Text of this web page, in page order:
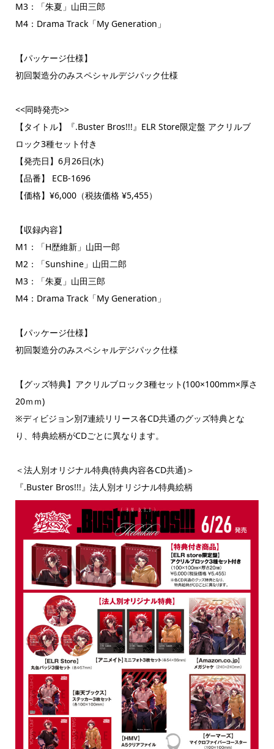
M3：「朱夏」山田三郎
M4：Drama Track「My Generation」
【パッケージ仕様】
初回製造分のみスペシャルデジパック仕様
<<同時発売>>
【タイトル】『.Buster Bros!!!』ELR Store限定盤 アクリルブ
ロック3種セット付き
【発売日】6月26日(水)
【品番】 ECB-1696
【価格】¥6,000（税抜価格 ¥5,455）
【収録内容】
M1：「H歴維新」山田一郎
M2：「Sunshine」山田二郎
M3：「朱夏」山田三郎
M4：Drama Track「My Generation」
【パッケージ仕様】
初回製造分のみスペシャルデジパック仕様
【グッズ特典】アクリルブロック3種セット(100×100mm×厚さ
20ｍｍ)
※ディビジョン別7連続リリース各CD共通のグッズ特典とな
り、特典絵柄がCDごとに異なります。
＜法人別オリジナル特典(特典内容各CD共通)＞
『.Buster Bros!!!』法人別オリジナル特典絵柄